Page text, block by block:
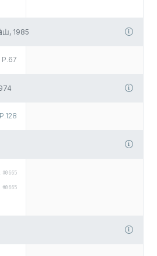
山, 1985
P.67
P.128
#0665
#0665